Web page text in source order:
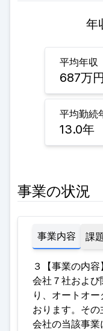
年
平均年収
687万円
平均勤続
13.0年
事業の状況
事業内容 課
３【事業の内
会社７社およ
り、オートオ
おります。そ
会社の当該事